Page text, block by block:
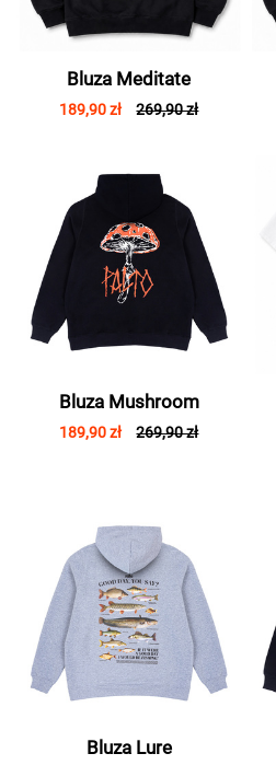
Bluza Meditate
189,90 zł 269,90 zł
Bluza Mushroom
189,90 zł 269,90 zł
Bluza Lure